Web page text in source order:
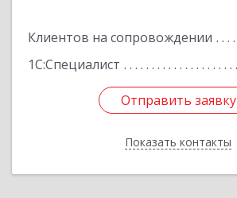
Клиентов на сопровождении
1С:Специалист
Отправить заявку
Показать контакты
Отправить заявку
Назад